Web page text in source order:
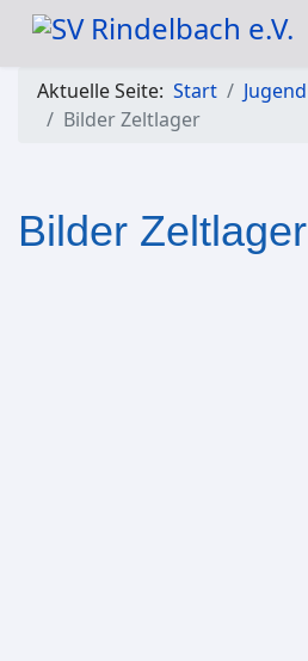
Aktuelle Seite: Start Jugend
Bilder Zeltlager
Bilder Zeltlager